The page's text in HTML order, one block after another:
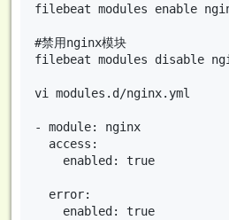
filebeat modules enable
#禁用nginx模块
filebeat modules disable
vi modules.d/nginx.yml
- module: nginx
  access:
    enabled: true
  error:
    enabled: true